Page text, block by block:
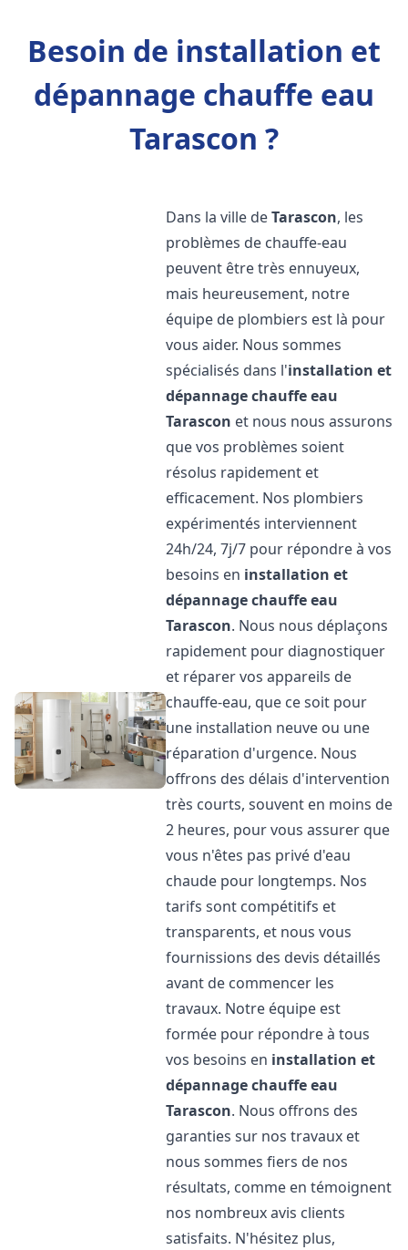
Besoin de installation et
dépannage chauffe eau
Tarascon ?
Dans la ville deTarascon, les
problèmes de chauffe-eau
peuvent être très ennuyeux,
mais heureusement, notre
équipe de plombiers est là pour
vous aider. Nous sommes
spécialisés dans l'installation et
dépannage chauffe eau
Tarascon et nous nous assurons
que vos problèmes soient
résolus rapidement et
efficacement. Nos plombiers
expérimentés interviennent
24h/24, 7j/7 pour répondre à vos
besoins en installation et
dépannage chauffe eau
Tarascon. Nous nous déplaçons
rapidement pour diagnostiquer
et réparer vos appareils de
chauffe-eau, que ce soit pour
une installation neuve ou une
réparation d'urgence. Nous
offrons des délais d'intervention
très courts, souvent en moins de
2 heures, pour vous assurer que
vous n'êtes pas privé d'eau
chaude pour longtemps. Nos
tarifs sont compétitifs et
transparents, et nous vous
fournissions des devis détaillés
avant de commencer les
travaux. Notre équipe est
formée pour répondre à tous
vos besoins en installation et
dépannage chauffe eau
Tarascon. Nous offrons des
garanties sur nos travaux et
nous sommes fiers de nos
résultats, comme en témoignent
nos nombreux avis clients
satisfaits. N'hésitez plus,